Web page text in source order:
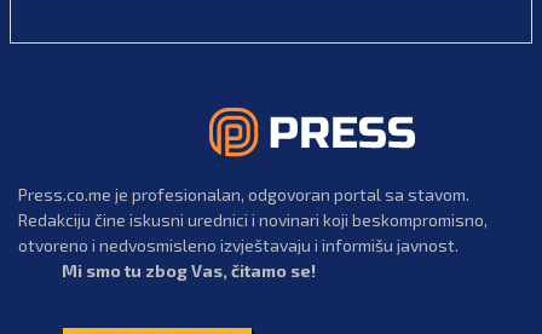
Press.co.me je profesionalan, odgovoran portal sa stavom.
Redakciju čine iskusni urednici i novinari koji beskompromisno,
otvoreno i nedvosmisleno izvještavaju i informišu javnost.
Mi smo tu zbog Vas, čitamo se!